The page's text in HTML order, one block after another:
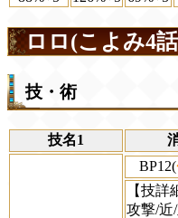
ロロ(こよみ4
技・術
技名1
BP12(
【技詳
攻撃/近